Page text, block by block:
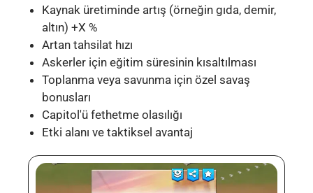
Kaynak üretiminde artış (örneğin gıda, demir,
altın) +X %
Artan tahsilat hızı
Askerler için eğitim süresinin kısaltılması
Toplanma veya savunma için özel savaş
bonusları
Capitol'ü fethetme olasılığı
Etki alanı ve taktiksel avantaj